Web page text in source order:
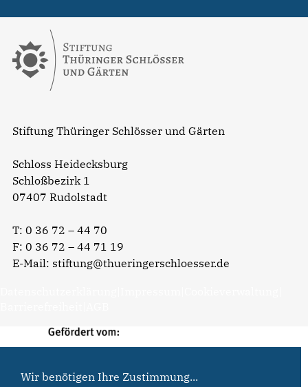
Stiftung Thüringer Schlösser und Gärten
Schloss Heidecksburg
Schloßbezirk 1
07407 Rudolstadt
T: 0 36 72 – 44 70
F: 0 36 72 – 44 71 19
E-Mail: stiftung@thueringerschloesser.de
Wir benötigen Ihre Zustimmung...